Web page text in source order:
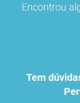
Encontrou
Tem